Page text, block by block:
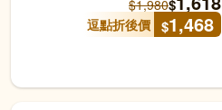
$1,980$
逗點折後價 $1,468